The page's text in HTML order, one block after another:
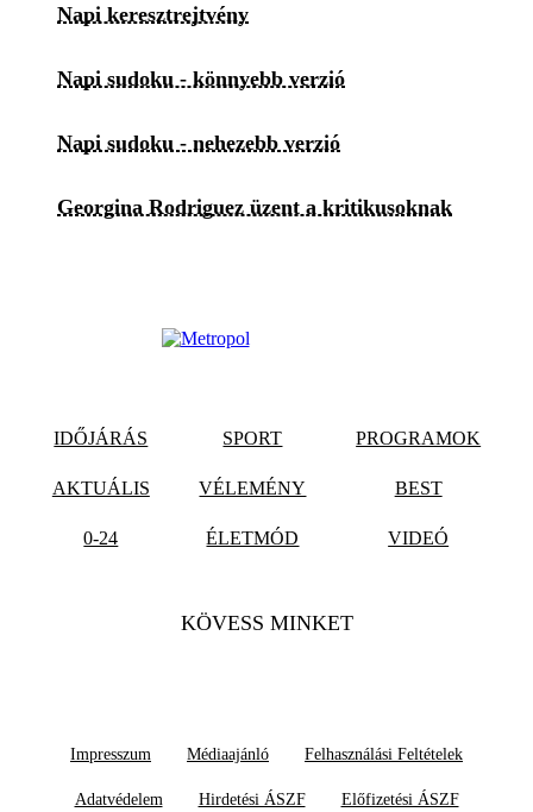
Napi keresztrejtvény
Napi sudoku - könnyebb verzió
Napi sudoku - nehezebb verzió
Georgina Rodriguez üzent a kritikusoknak
IDŐJÁRÁS SPORT PROGRAMOK
AKTUÁLIS VÉLEMÉNY BEST
0-24 ÉLETMÓD VIDEÓ
KÖVESS MINKET
Impresszum Médiaajánló Felhasználási Feltételek
Adatvédelem Hirdetési ÁSZF Előfizetési ÁSZF